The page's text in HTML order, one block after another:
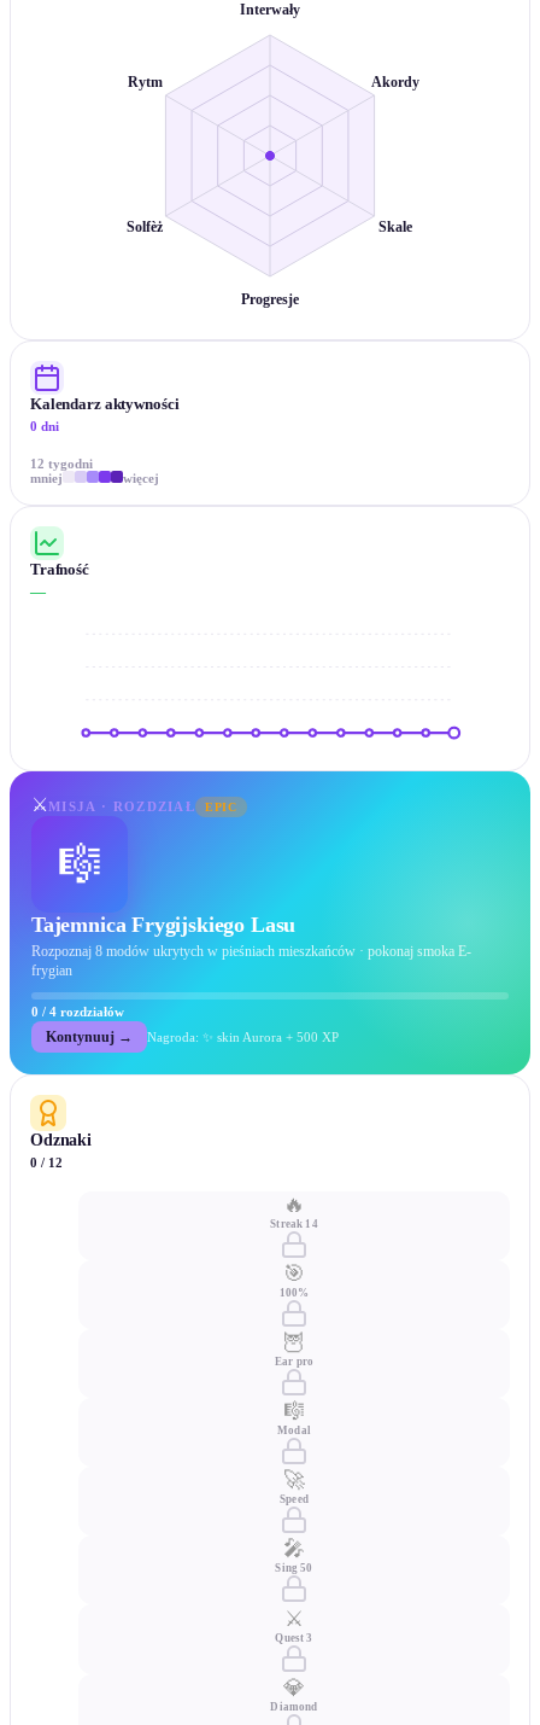
Interwały
Akordy
Skale
Progresje
Solfèż
Rytm
Kalendarz aktywności
0 dni
12 tygodni
mniej
więcej
Trafność
—
⚔️ MISJA · ROZDZIAŁ EPIC
🎼
Tajemnica Frygijskiego Lasu
Rozpoznaj 8 modów ukrytych w pieśniach mieszkańców · pokonaj smoka E-
frygian
0 / 4 rozdziałów
Kontynuuj → Nagroda: ✨ skin Aurora + 500 XP
Odznaki
0 / 12
🔥
Streak 14
🎯
100%
🦉
Ear pro
🎼
Modal
🚀
Speed
🎤
Sing 50
⚔️
Quest 3
💎
Diamond